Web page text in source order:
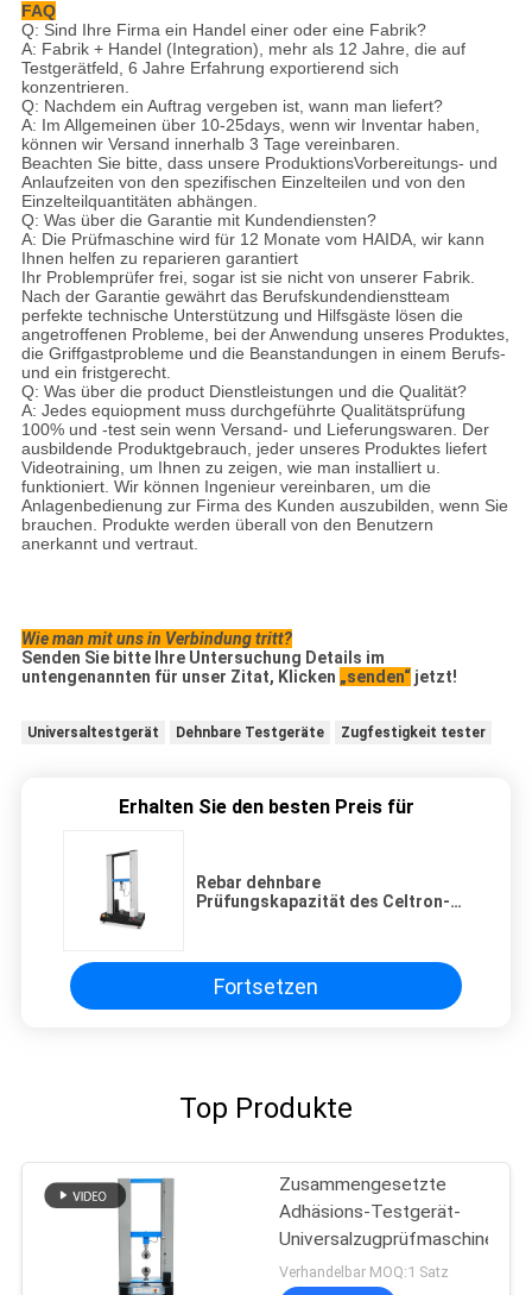
FAQ
Q: Sind Ihre Firma ein Handel einer oder eine Fabrik?
A: Fabrik + Handel (Integration), mehr als 12 Jahre, die auf
Testgerätfeld, 6 Jahre Erfahrung exportierend sich
konzentrieren.
Q: Nachdem ein Auftrag vergeben ist, wann man liefert?
A: Im Allgemeinen über 10-25days, wenn wir Inventar haben,
können wir Versand innerhalb 3 Tage vereinbaren.
Beachten Sie bitte, dass unsere ProduktionsVorbereitungs- und
Anlaufzeiten von den spezifischen Einzelteilen und von den
Einzelteilquantitäten abhängen.
Q: Was über die Garantie mit Kundendiensten?
A: Die Prüfmaschine wird für 12 Monate vom HAIDA, wir kann
Ihnen helfen zu reparieren garantiert
Ihr Problemprüfer frei, sogar ist sie nicht von unserer Fabrik.
Nach der Garantie gewährt das Berufskundendienstteam
perfekte technische Unterstützung und Hilfsgäste lösen die
angetroffenen Probleme, bei der Anwendung unseres Produktes,
die Griffgastprobleme und die Beanstandungen in einem Berufs-
und ein fristgerecht.
Q: Was über die product Dienstleistungen und die Qualität?
A: Jedes equiopment muss durchgeführte Qualitätsprüfung
100% und -test sein wenn Versand- und Lieferungswaren. Der
ausbildende Produktgebrauch, jeder unseres Produktes liefert
Videotraining, um Ihnen zu zeigen, wie man installiert u.
funktioniert. Wir können Ingenieur vereinbaren, um die
Anlagenbedienung zur Firma des Kunden auszubilden, wenn Sie
brauchen. Produkte werden überall von den Benutzern
anerkannt und vertraut.
Wie man mit uns in Verbindung tritt?
Senden Sie bitte Ihre Untersuchung Details im
untengenannten für unser Zitat, Klicken „senden“jetzt!
Universaltestgerät Dehnbare Testgeräte Zugfestigkeit tester
Erhalten Sie den besten Preis für
Rebar dehnbare
Prüfungskapazität des Celtron-
Fortsetzen
Top Produkte
Zusammengesetzte
Adhäsions-Testgerät-
Universalzugprüfmaschine
Verhandelbar MOQ:1 Satz